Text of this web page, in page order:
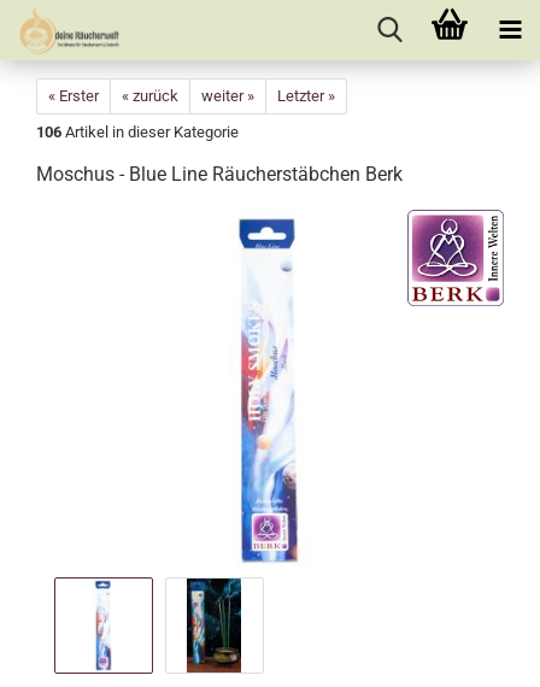
« Erster « zurück weiter »
Letzter »
106 Artikel in dieser Kategorie
Moschus - Blue Line Räucherstäbchen Berk